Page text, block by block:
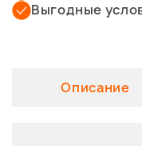
Выгодные
Описание